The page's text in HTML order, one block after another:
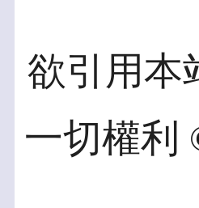
欲引用本
一切權利